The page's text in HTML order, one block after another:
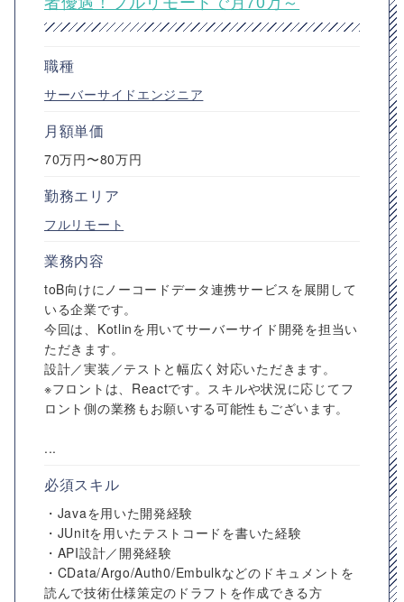
職種
サーバーサイドエンジニア
月額単価
70万円〜80万円
勤務エリア
フルリモート
業務内容
toB向けにノーコードデータ連携サービスを展開して
いる企業です。
今回は、Kotlinを用いてサーバーサイド開発を担当い
ただきます。
設計／実装／テストと幅広く対応いただきます。
※フロントは、Reactです。スキルや状況に応じてフ
ロント側の業務もお願いする可能性もございます。
...
必須スキル
・Javaを用いた開発経験
・JUnitを用いたテストコードを書いた経験
・API設計／開発経験
・CData/Argo/Auth0/Embulkなどのドキュメントを
読んで技術仕様策定のドラフトを作成できる方